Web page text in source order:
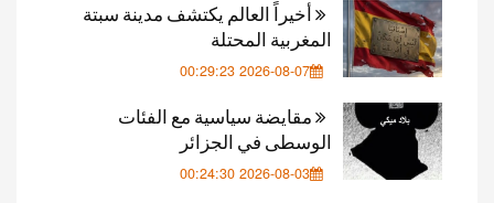
أخيراً العالم يكتشف مدينة سبتة
المغربية المحتلة
2026-08-07 00:29:23
مقايضة سياسية مع الفئات
الوسطى في الجزائر
2026-08-03 00:24:30